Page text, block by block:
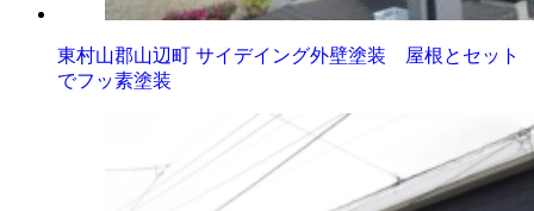
東村山郡山辺町 サイデイング外壁塗装 屋根とセット
でフッ素塗装